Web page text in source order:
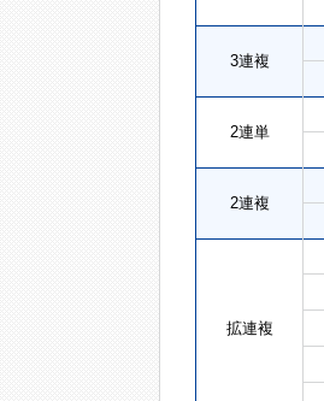
3連複
2連単
2連複
拡連複